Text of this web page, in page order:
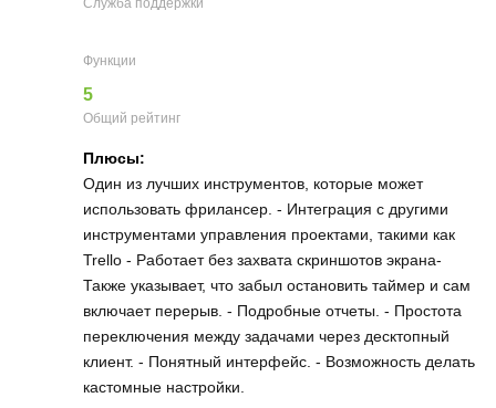
Служба поддержки
Функции
5
Общий рейтинг
Плюсы:
Один из лучших инструментов, которые может
использовать фрилансер. - Интеграция с другими
инструментами управления проектами, такими как
Trello - Работает без захвата скриншотов экрана-
Также указывает, что забыл остановить таймер и сам
включает перерыв. - Подробные отчеты. - Простота
переключения между задачами через десктопный
клиент. - Понятный интерфейс. - Возможность делать
кастомные настройки.